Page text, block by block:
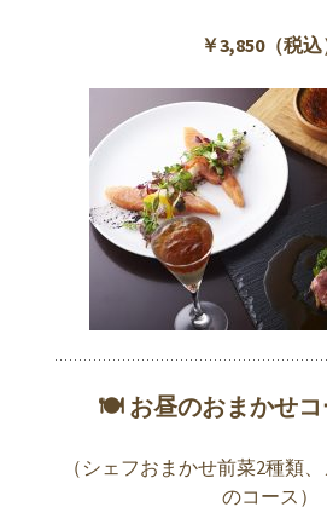
￥3,850（税込
🍽 お昼のおまかせコ
（シェフおまかせ前菜2種類
のコース）